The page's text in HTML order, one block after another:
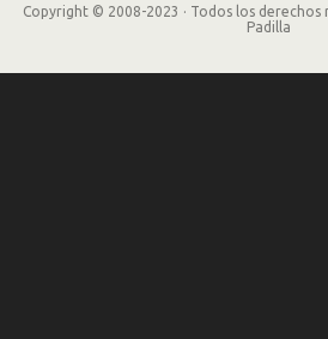
Copyright © 2008-2023 · Todos los derechos
Padilla